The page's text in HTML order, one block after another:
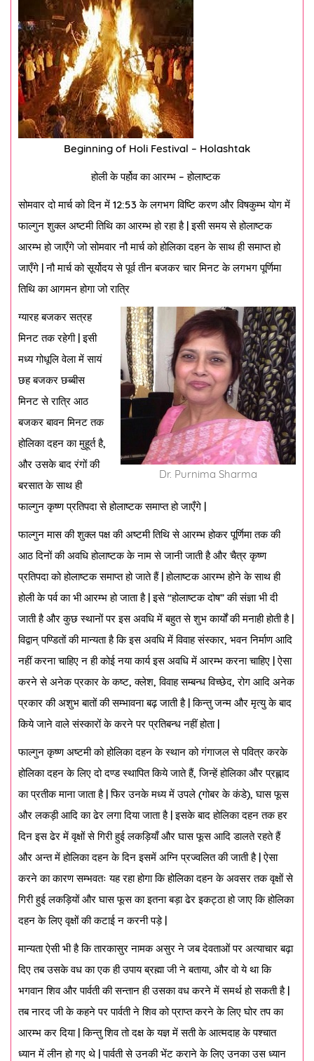
Beginning of Holi Festival – Holashtak
होली के पर्होव का आरम्भ – होलाष्टक
सोमवार दो मार्च को दिन में 12:53 के लगभग विष्टि करण और विषकुम्भ योग में
फाल्गुन शुक्ल अष्टमी तिथि का आरम्भ हो रहा है | इसी समय से होलाष्टक
आरम्भ हो जाएँगे जो सोमवार नौ मार्च को होलिका दहन के साथ ही समाप्त हो
जाएँगे | नौ मार्च को सूर्योदय से पूर्व तीन बजकर चार मिनट के लगभग पूर्णिमा
तिथि का आगमन होगा जो रात्रि
Dr. Purnima Sharma
ग्यारह बजकर सत्रह
मिनट तक रहेगी | इसी
मध्य गोधूलि वेला में सायं
छह बजकर छब्बीस
मिनट से रात्रि आठ
बजकर बावन मिनट तक
होलिका दहन का मुहूर्त है,
और उसके बाद रंगों की
बरसात के साथ ही
फाल्गुन कृष्ण प्रतिपदा से होलाष्टक समाप्त हो जाएँगे |
फाल्गुन मास की शुक्ल पक्ष की अष्टमी तिथि से आरम्भ होकर पूर्णिमा तक की
आठ दिनों की अवधि होलाष्टक के नाम से जानी जाती है और चैत्र कृष्ण
प्रतिपदा को होलाष्टक समाप्त हो जाते हैं | होलाष्टक आरम्भ होने के साथ ही
होली के पर्व का भी आरम्भ हो जाता है | इसे “होलाष्टक दोष” की संज्ञा भी दी
जाती है और कुछ स्थानों पर इस अवधि में बहुत से शुभ कार्यों की मनाही होती है |
विद्वान् पण्डितों की मान्यता है कि इस अवधि में विवाह संस्कार, भवन निर्माण आदि
नहीं करना चाहिए न ही कोई नया कार्य इस अवधि में आरम्भ करना चाहिए | ऐसा
करने से अनेक प्रकार के कष्ट, क्लेश, विवाह सम्बन्ध विच्छेद, रोग आदि अनेक
प्रकार की अशुभ बातों की सम्भावना बढ़ जाती है | किन्तु जन्म और मृत्यु के बाद
किये जाने वाले संस्कारों के करने पर प्रतिबन्ध नहीं होता |
फाल्गुन कृष्ण अष्टमी को होलिका दहन के स्थान को गंगाजल से पवित्र करके
होलिका दहन के लिए दो दण्ड स्थापित किये जाते हैं, जिन्हें होलिका और प्रह्लाद
का प्रतीक माना जाता है | फिर उनके मध्य में उपले (गोबर के कंडे), घास फूस
और लकड़ी आदि का ढेर लगा दिया जाता है | इसके बाद होलिका दहन तक हर
दिन इस ढेर में वृक्षों से गिरी हुई लकड़ियाँ और घास फूस आदि डालते रहते हैं
और अन्त में होलिका दहन के दिन इसमें अग्नि प्रज्वलित की जाती है | ऐसा
करने का कारण सम्भवतः यह रहा होगा कि होलिका दहन के अवसर तक वृक्षों से
गिरी हुई लकड़ियों और घास फूस का इतना बड़ा ढेर इकट्ठा हो जाए कि होलिका
दहन के लिए वृक्षों की कटाई न करनी पड़े |
मान्यता ऐसी भी है कि तारकासुर नामक असुर ने जब देवताओं पर अत्याचार बढ़ा
दिए तब उसके वध का एक ही उपाय ब्रह्मा जी ने बताया, और वो ये था कि
भगवान शिव और पार्वती की सन्तान ही उसका वध करने में समर्थ हो सकती है |
तब नारद जी के कहने पर पार्वती ने शिव को प्राप्त करने के लिए घोर तप का
आरम्भ कर दिया | किन्तु शिव तो दक्ष के यज्ञ में सती के आत्मदाह के पश्चात
ध्यान में लीन हो गए थे | पार्वती से उनकी भेंट कराने के लिए उनका उस ध्यान